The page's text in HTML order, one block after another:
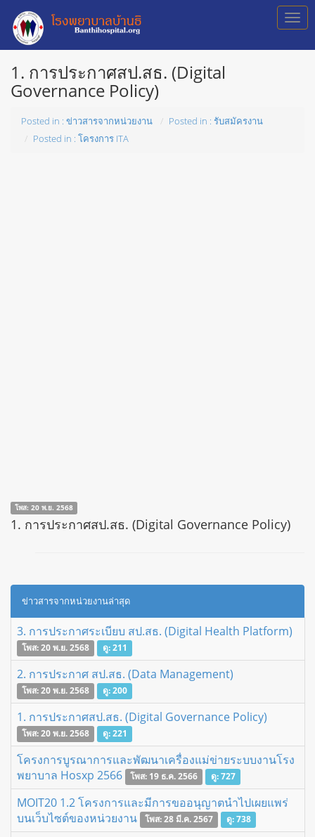
1. การประกาศสป.สธ. (Digital
Governance Policy)
Posted in : ข่าวสารจากหน่วยงาน
Posted in : รับสมัครงาน
Posted in : โครงการ ITA
โพส: 20 พ.ย. 2568
1. การประกาศสป.สธ. (Digital Governance Policy)
ข่าวสารจากหน่วยงานล่าสุด
3. การประกาศระเบียบ สป.สธ. (Digital Health Platform)
โพส: 20 พ.ย. 2568 ดู: 211
2. การประกาศ สป.สธ. (Data Management)
โพส: 20 พ.ย. 2568 ดู: 200
1. การประกาศสป.สธ. (Digital Governance Policy)
โพส: 20 พ.ย. 2568 ดู: 221
โครงการบูรณาการและพัฒนาเครื่องแม่ข่ายระบบงานโรง
พยาบาล Hosxp 2566
โพส: 19 ธ.ค. 2566 ดู: 727
MOIT20 1.2 โครงการและมีการขออนุญาตนำไปเผยแพร่
บนเว็บไซต์ของหน่วยงาน
โพส: 28 มี.ค. 2567 ดู: 738